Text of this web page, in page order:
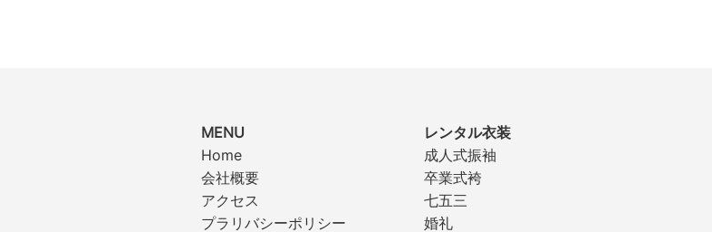
MENU
Home
会社概要
アクセス
プラリバシーポリシー
レンタル衣装
成人式振袖
卒業式袴
七五三
婚礼